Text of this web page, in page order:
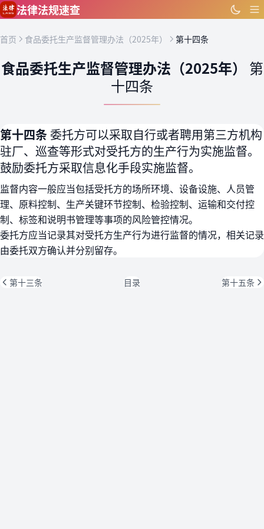
跳到主要内容
法律法规速查
首页 食品委托生产监督管理办法（2025年） 第十四条
食品委托生产监督管理办法（2025年） 第
十四条
第十四条 委托方可以采取自行或者聘用第三方机构
驻厂、巡查等形式对受托方的生产行为实施监督。
鼓励委托方采取信息化手段实施监督。
监督内容一般应当包括受托方的场所环境、设备设施、人员管
理、原料控制、生产关键环节控制、检验控制、运输和交付控
制、标签和说明书管理等事项的风险管控情况。
委托方应当记录其对受托方生产行为进行监督的情况，相关记录
由委托双方确认并分别留存。
第十三条 目录 第十五条